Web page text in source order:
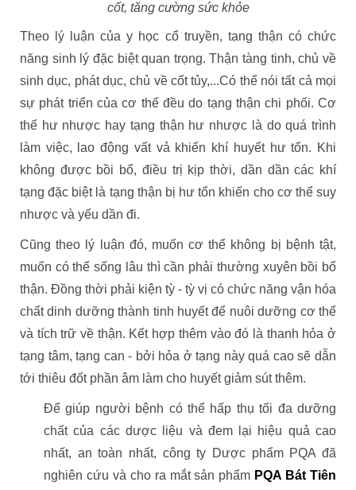
cốt, tăng cường sức khỏe
Theo lý luận của y học cổ truyền, tạng thận có chức
năng sinh lý đặc biệt quan trọng. Thận tàng tinh, chủ về
sinh dục, phát dục, chủ về cốt tủy,...Có thể nói tất cả mọi
sự phát triển của cơ thể đều do tạng thận chi phối. Cơ
thể hư nhược hay tạng thận hư nhược là do quá trình
làm việc, lao động vất vả khiến khí huyết hư tổn. Khi
không được bồi bổ, điều trị kịp thời, dần dần các khí
tạng đặc biệt là tạng thận bị hư tổn khiến cho cơ thể suy
nhược và yếu dần đi.
Cũng theo lý luận đó, muốn cơ thể không bị bệnh tật,
muốn có thể sống lâu thì cần phải thường xuyên bồi bổ
thận. Đồng thời phải kiện tỳ - tỳ vị có chức năng vận hóa
chất dinh dưỡng thành tinh huyết để nuôi dưỡng cơ thể
và tích trữ về thận. Kết hợp thêm vào đó là thanh hỏa ở
tạng tâm, tạng can - bởi hỏa ở tạng này quá cao sẽ dẫn
tới thiêu đốt phần âm làm cho huyết giảm sút thêm.
Để giúp người bệnh có thể hấp thụ tối đa dưỡng
chất của các dược liệu và đem lại hiệu quả cao
nhất, an toàn nhất, công ty Dược phẩm PQA đã
nghiên cứu và cho ra mắt sản phẩm PQA Bát Tiên